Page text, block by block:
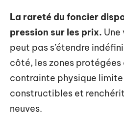
La rareté du foncier
pression sur les prix.
peut pas s’étendre
côté, les zones protégées
contrainte physique limite
constructibles et
neuves.